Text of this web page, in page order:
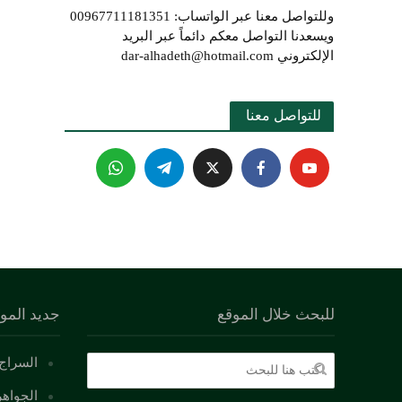
وللتواصل معنا عبر الواتساب: 00967711181351
ويسعدنا التواصل معكم دائماً عبر البريد
الإلكتروني dar-alhadeth@hotmail.com
للتواصل معنا
جديد للبحث خلال الموقع